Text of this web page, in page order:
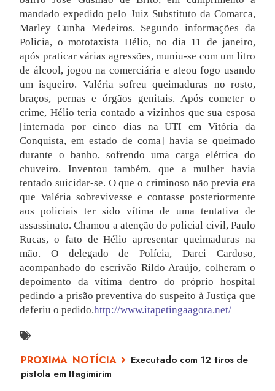
mandado expedido pelo Juiz Substituto da Comarca,
Marley Cunha Medeiros. Segundo informações da
Policia, o mototaxista Hélio, no dia 11 de janeiro,
após praticar várias agressões, muniu-se com um litro
de álcool, jogou na comerciária e ateou fogo usando
um isqueiro. Valéria sofreu queimaduras no rosto,
braços, pernas e órgãos genitais. Após cometer o
crime, Hélio teria contado a vizinhos que sua esposa
[internada por cinco dias na UTI em Vitória da
Conquista, em estado de coma] havia se queimado
durante o banho, sofrendo uma carga elétrica do
chuveiro. Inventou também, que a mulher havia
tentado suicidar-se. O que o criminoso não previa era
que Valéria sobrevivesse e contasse posteriormente
aos policiais ter sido vítima de uma tentativa de
assassinato. Chamou a atenção do policial civil, Paulo
Rucas, o fato de Hélio apresentar queimaduras na
mão. O delegado de Polícia, Darci Cardoso,
acompanhado do escrivão Rildo Araújo, colheram o
depoimento da vítima dentro do próprio hospital
pedindo a prisão preventiva do suspeito à Justiça que
deferiu o pedido.http://www.itapetingaagora.net/
Executado com 12 tiros de
pistola em Itagimirim